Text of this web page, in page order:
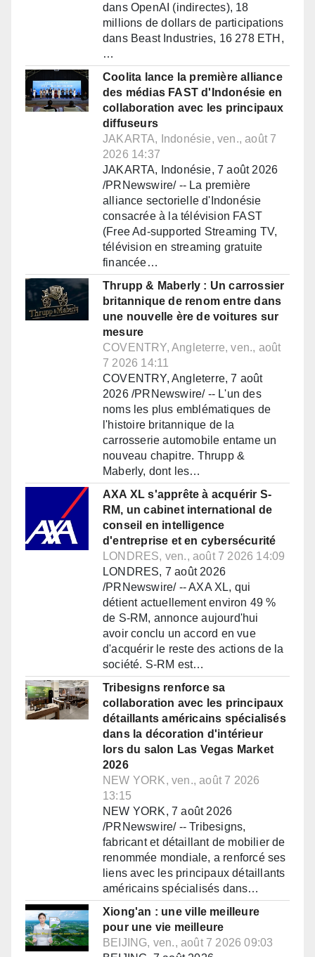
dans OpenAI (indirectes), 18
millions de dollars de participations
dans Beast Industries, 16 278 ETH,
…
Coolita lance la première alliance
des médias FAST d'Indonésie en
collaboration avec les principaux
diffuseurs
JAKARTA, Indonésie, ven., août 7
2026 14:37
JAKARTA, Indonésie, 7 août 2026
/PRNewswire/ -- La première
alliance sectorielle d'Indonésie
consacrée à la télévision FAST
(Free Ad-supported Streaming TV,
télévision en streaming gratuite
financée…
Thrupp & Maberly : Un carrossier
britannique de renom entre dans
une nouvelle ère de voitures sur
mesure
COVENTRY, Angleterre, ven., août
7 2026 14:11
COVENTRY, Angleterre, 7 août
2026 /PRNewswire/ -- L'un des
noms les plus emblématiques de
l'histoire britannique de la
carrosserie automobile entame un
nouveau chapitre. Thrupp &
Maberly, dont les…
AXA XL s'apprête à acquérir S-
RM, un cabinet international de
conseil en intelligence
d'entreprise et en cybersécurité
LONDRES, ven., août 7 2026 14:09
LONDRES, 7 août 2026
/PRNewswire/ -- AXA XL, qui
détient actuellement environ 49 %
de S-RM, annonce aujourd'hui
avoir conclu un accord en vue
d'acquérir le reste des actions de la
société. S-RM est…
Tribesigns renforce sa
collaboration avec les principaux
détaillants américains spécialisés
dans la décoration d'intérieur
lors du salon Las Vegas Market
2026
NEW YORK, ven., août 7 2026
13:15
NEW YORK, 7 août 2026
/PRNewswire/ -- Tribesigns,
fabricant et détaillant de mobilier de
renommée mondiale, a renforcé ses
liens avec les principaux détaillants
américains spécialisés dans…
Xiong'an : une ville meilleure
pour une vie meilleure
BEIJING, ven., août 7 2026 09:03